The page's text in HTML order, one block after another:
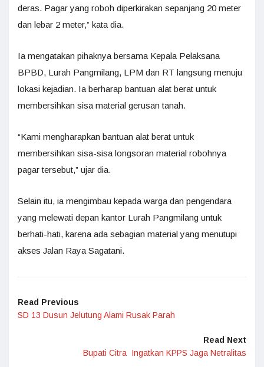
deras. Pagar yang roboh diperkirakan sepanjang 20 meter
dan lebar 2 meter,” kata dia.
Ia mengatakan pihaknya bersama Kepala Pelaksana
BPBD, Lurah Pangmilang, LPM dan RT langsung menuju
lokasi kejadian. Ia berharap bantuan alat berat untuk
membersihkan sisa material gerusan tanah.
“Kami mengharapkan bantuan alat berat untuk
membersihkan sisa-sisa longsoran material robohnya
pagar tersebut,” ujar dia.
Selain itu, ia mengimbau kepada warga dan pengendara
yang melewati depan kantor Lurah Pangmilang untuk
berhati-hati, karena ada sebagian material yang menutupi
akses Jalan Raya Sagatani.
Read Previous
SD 13 Dusun Jelutung Alami Rusak Parah
Read Next
Bupati Citra Ingatkan KPPS Jaga Netralitas